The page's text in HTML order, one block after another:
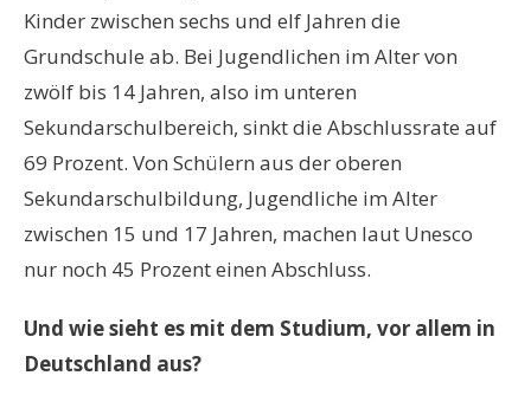
Kinder zwischen sechs und elf Jahren die
Grundschule ab. Bei Jugendlichen im Alter von
zwölf bis 14 Jahren, also im unteren
Sekundarschulbereich, sinkt die Abschlussrate auf
69 Prozent. Von Schülern aus der oberen
Sekundarschulbildung, Jugendliche im Alter
zwischen 15 und 17 Jahren, machen laut Unesco
nur noch 45 Prozent einen Abschluss.
Und wie sieht es mit dem Studium, vor allem in
Deutschland aus?